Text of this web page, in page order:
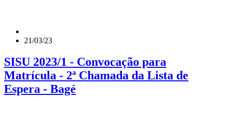
21/03/23
SISU 2023/1 - Convocação para
Matrícula - 2ª Chamada da Lista de
Espera - Bagé